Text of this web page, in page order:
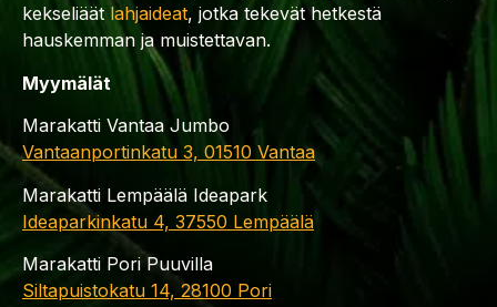
kekseliäät lahjaideat, jotka tekevät hetkestä
hauskemman ja muistettavan.
Myymälät
Marakatti Vantaa Jumbo
Vantaanportinkatu 3, 01510 Vantaa
Marakatti Lempäälä Ideapark
Ideaparkinkatu 4, 37550 Lempäälä
Marakatti Pori Puuvilla
Siltapuistokatu 14, 28100 Pori